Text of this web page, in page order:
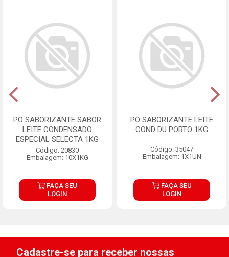
PO SABORIZANTE SABOR
LEITE CONDENSADO
ESPECIAL SELECTA 1KG
Código: 20830
Embalagem: 10X1KG
FAÇA SEU
LOGIN
PO SABORIZANTE LEITE
COND DU PORTO 1KG
Código: 35047
Embalagem: 1X1UN
FAÇA SEU
LOGIN
Cadastre-se para receber nossas